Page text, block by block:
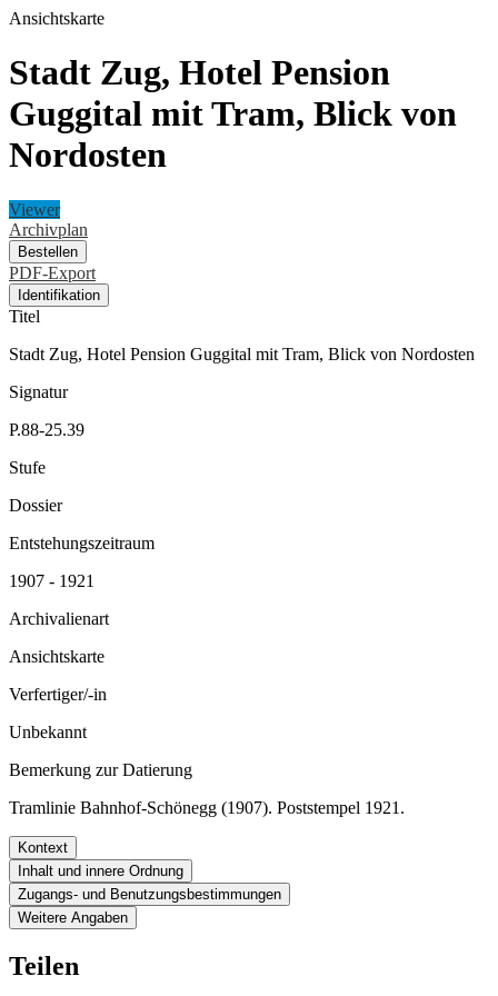
Ansichtskarte
Stadt Zug, Hotel Pension
Guggital mit Tram, Blick von
Nordosten
Viewer
Archivplan
Bestellen
PDF-Export
Identifikation
Titel
Stadt Zug, Hotel Pension Guggital mit Tram, Blick von Nordosten
Signatur
P.88-25.39
Stufe
Dossier
Entstehungszeitraum
1907 - 1921
Archivalienart
Ansichtskarte
Verfertiger/-in
Unbekannt
Bemerkung zur Datierung
Tramlinie Bahnhof-Schönegg (1907). Poststempel 1921.
Kontext
Inhalt und innere Ordnung
Zugangs- und Benutzungsbestimmungen
Weitere Angaben
Teilen